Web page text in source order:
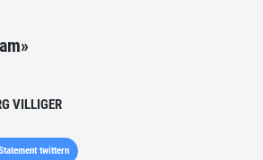
VILLIGER
twittern